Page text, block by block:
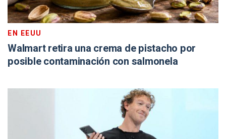
EN EEUU
Walmart retira una crema de pistacho por
posible contaminación con salmonela